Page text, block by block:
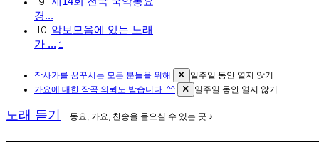
경...
10 악보모음에 있는 노래
가 ... 1
작사가를 꿈꾸시는 모든 분들을 위해
일주일 동안 열지 않기
가요에 대한 작곡 의뢰도 받습니다. ^^
일주일 동안 열지 않기
노래 듣기 동요, 가요, 찬송을 들으실 수 있는 곳 ♪